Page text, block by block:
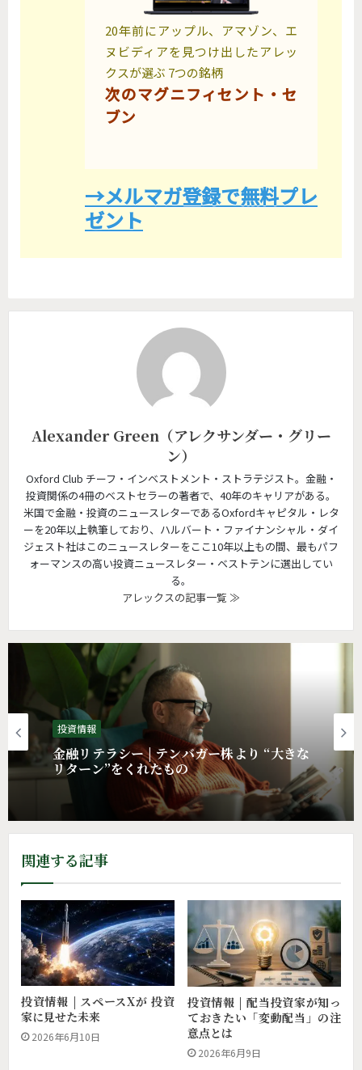
20年前にアップル、アマゾン、エ
ヌビディアを見つけ出したアレッ
クスが選ぶ 7つの銘柄
次のマグニフィセント・セ
ブン
→メルマガ登録で無料プレ
ゼント
Alexander Green（アレクサンダー・グリー
ン）
Oxford Club チーフ・インベストメント・ストラテジスト。金融・
投資関係の4冊のベストセラーの著者で、40年のキャリアがある。
米国で金融・投資のニュースレターであるOxfordキャピタル・レタ
ーを20年以上執筆しており、ハルバート・ファイナンシャル・ダイ
ジェスト社はこのニュースレターをここ10年以上もの間、最もパフ
ォーマンスの高い投資ニュースレター・ベストテンに選出してい
る。
アレックスの記事一覧 ≫
投資情報
金融リテラシー | テンバガー株より “大きな
リターン”をくれたもの
投資情報
投資情報 | 配当投資家がAI以上に見逃せな
い業界とは
関連する記事
投資情報 | スペースXが 投資
家に見せた未来
2026年6月10日
投資情報 | 配当投資家が知っ
ておきたい「変動配当」の注
意点とは
2026年6月9日